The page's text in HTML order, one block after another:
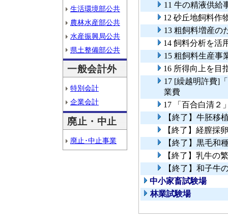
生活環境部公共
農林水産部公共
水産振興局公共
県土整備部公共
一般会計外
特別会計
企業会計
廃止・中止
廃止･中止事業
11 牛の精液供給
12 砂丘地飼料作
13 粗飼料増産の
14 飼料分析を活
15 粗飼料生産事
16 所得向上を目
17 [繰越明許費]
業費
17 「百合白清２
【終了】牛胚移
【終了】経膣採
【終了】黒毛和
【終了】乳牛の
【終了】和子牛
中小家畜試験場
林業試験場